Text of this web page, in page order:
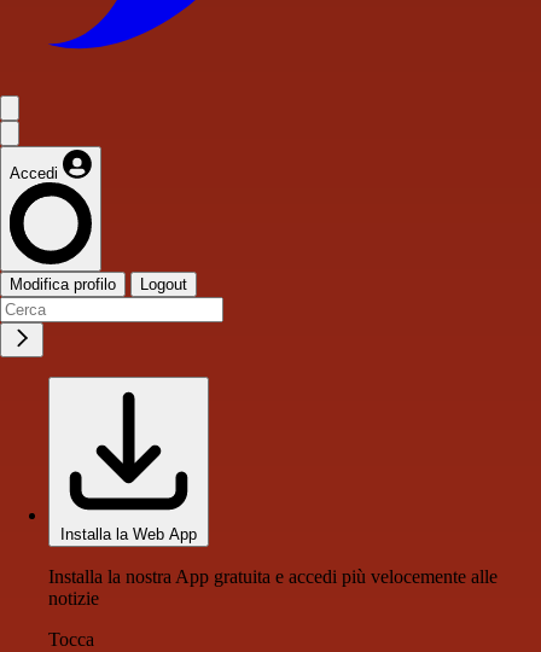
Accedi
Modifica profilo Logout
Installa la Web App
Installa la nostra App gratuita e accedi più velocemente alle
notizie
Tocca